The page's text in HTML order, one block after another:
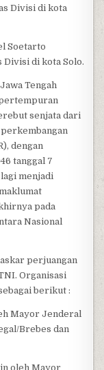
Divisi di kota
Soetarto
di kota Solo.
Tengah
senjata dari
dengan
tanggal 7
menjadi
pada
Nasional
perjuangan
Organisasi
berikut :
Mayor Jenderal
Brebes dan
oleh Mayor